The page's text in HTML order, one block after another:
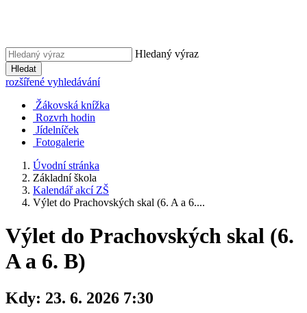
Hledaný výraz
Hledat
rozšířené vyhledávání
Žákovská knížka
Rozvrh hodin
Jídelníček
Fotogalerie
Úvodní stránka
Základní škola
Kalendář akcí ZŠ
Výlet do Prachovských skal (6. A a 6....
Výlet do Prachovských skal (6.
A a 6. B)
Kdy: 23. 6. 2026 7:30